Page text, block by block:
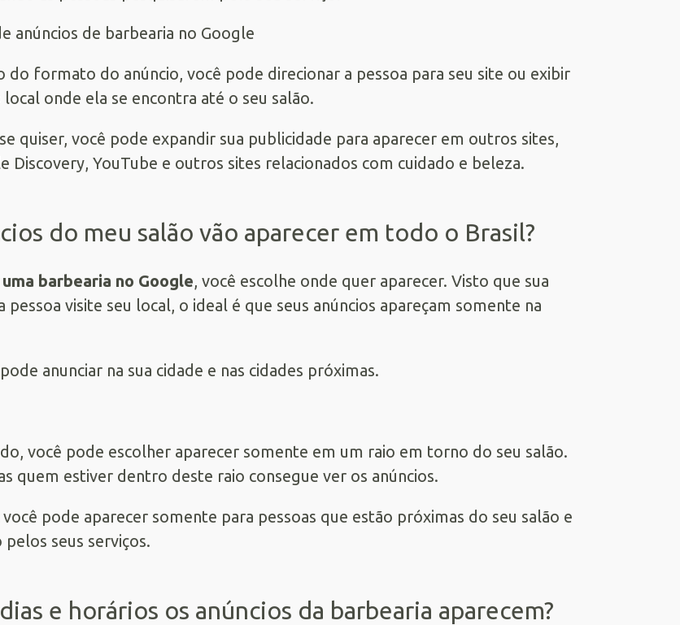
do formato do anúncio, você pode direcionar a pessoa para seu site ou exibir
onde ela se encontra até o seu salão.
quiser, você pode expandir sua publicidade para aparecer em outros sites,
Discovery, YouTube e outros sites relacionados com cuidado e beleza.
do meu salão vão aparecer em todo o Brasil?
barbearia no Google, você escolhe onde quer aparecer. Visto que sua
pessoa visite seu local, o ideal é que seus anúncios apareçam somente na
anunciar na sua cidade e nas cidades próximas.
você pode escolher aparecer somente em um raio em torno do seu salão.
quem estiver dentro deste raio consegue ver os anúncios.
você pode aparecer somente para pessoas que estão próximas do seu salão e
pelos seus serviços.
e horários os anúncios da barbearia aparecem?